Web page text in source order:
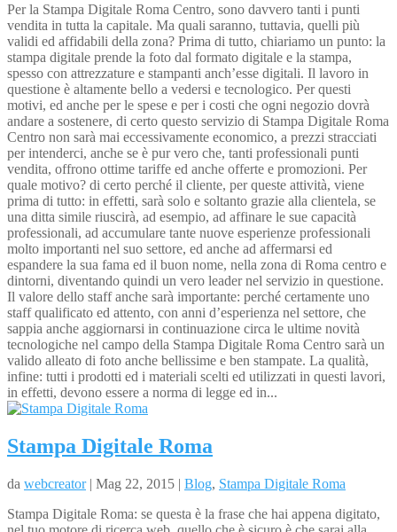
Per la Stampa Digitale Roma Centro, sono davvero tanti i punti
vendita in tutta la capitale. Ma quali saranno, tuttavia, quelli più
validi ed affidabili della zona? Prima di tutto, chiariamo un punto: la
stampa digitale prende la foto dal formato digitale e la stampa,
spesso con attrezzature e stampanti anch’esse digitali. Il lavoro in
questione è altamente bello a vedersi e tecnologico. Per questi
motivi, ed anche per le spese e per i costi che ogni negozio dovrà
andare a sostenere, di certo questo servizio di Stampa Digitale Roma
Centro non sarà mai eccessivamente economico, a prezzi stracciati
per intenderci, anche se è pur vero che, tanti professionali punti
vendita, offrono ottime tariffe ed anche offerte e promozioni. Per
quale motivo? di certo perché il cliente, per queste attività, viene
prima di tutto: in effetti, sarà solo e soltanto grazie alla clientela, se
una ditta simile riuscirà, ad esempio, ad affinare le sue capacità
professionali, ad accumulare tante nuove esperienze professionali
molto importanti nel suo settore, ed anche ad affermarsi ed
espandere la sua fama ed il buon nome, nella zona di Roma centro e
dintorni, diventando quindi un vero leader nel servizio in questione.
Il valore dello staff anche sarà importante: perché certamente uno
staff qualificato ed attento, con anni d’esperienza nel settore, che
sappia anche aggiornarsi in continuazione circa le ultime novità
tecnologiche nel campo della Stampa Digitale Roma Centro sarà un
valido alleato di foto anche bellissime e ben stampate. La qualità,
infine: tutti i prodotti ed i materiali scelti ed utilizzati in questi lavori,
in effetti, devono essere a norma di legge ed in...
Stampa Digitale Roma
da webcreator| Mag 22, 2015 | Blog, Stampa Digitale Roma
Stampa Digitale Roma: se questa è la frase che hai appena digitato,